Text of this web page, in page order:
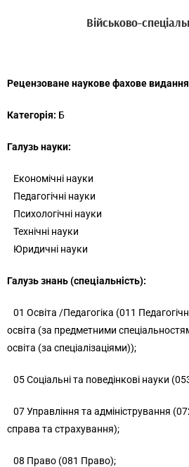
Військово-
Рецензоване наукове фахове видання
Категорія: Б
Галузь науки:
Економічні науки
Педагогічні науки
Психологічні науки
Технічні науки
Юридичні науки
Галузь знань(спеціальність):
01 Освіта /Педагогіка (011
освіта (за предметними
освіта (за спеціалізаціями));
05 Соціальні та поведінкові науки (
07 Управління та адміністрування (
справа та страхування);
08 Право (081 Право);